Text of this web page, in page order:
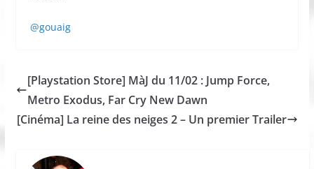
@gouaig
[Playstation Store] MàJ du 11/02 : Jump Force,
Metro Exodus, Far Cry New Dawn
[Cinéma] La reine des neiges 2 – Un premier Trailer